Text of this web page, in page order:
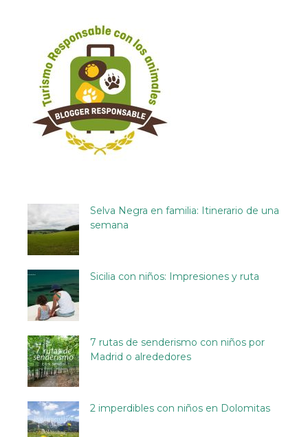
Selva Negra en familia: Itinerario de una
semana
Sicilia con niños: Impresiones y ruta
7 rutas de senderismo con niños por
Madrid o alrededores
2 imperdibles con niños en Dolomitas